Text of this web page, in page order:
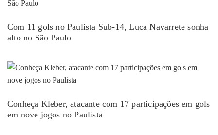
Com 11 gols no Paulista Sub-14, Luca Navarrete sonha
alto no São Paulo
Conheça Kleber, atacante com 17 participações em gols
em nove jogos no Paulista